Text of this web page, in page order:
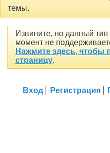
темы.
Извините, но данный
момент не
Нажмите здесь, чтобы
страницу.
Вход Регистрация